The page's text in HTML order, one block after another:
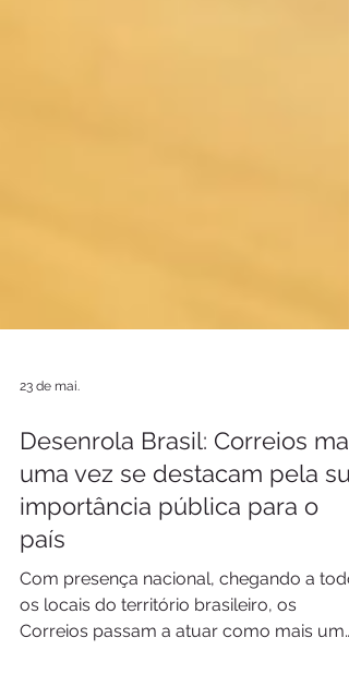
23 de mai.
Desenrola Brasil: Correios
uma vez se destacam pela sua
importância pública para o
país
Com presença nacional, chegando a